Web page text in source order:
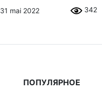
31 mai 2022 342
ПОПУЛЯРНОЕ